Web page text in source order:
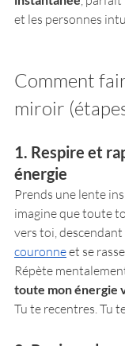
et les personnes
Comment
miroir
1. Respire et
énergie
Prends une lente
imagine que toute
vers toi,
couronne et se
Répète
toute mon énergie
Tu te recentres. Tu